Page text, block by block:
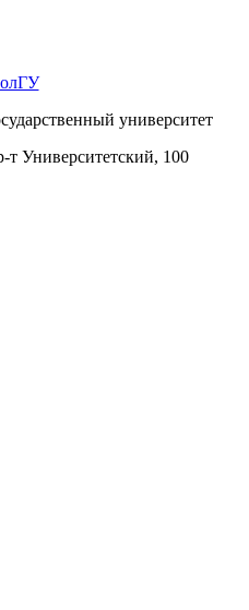
университет
т Университетский, 100